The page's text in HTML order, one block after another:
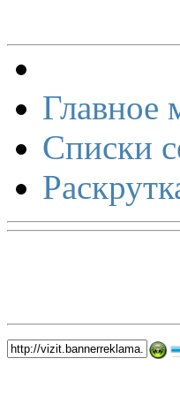
Главное
Списки